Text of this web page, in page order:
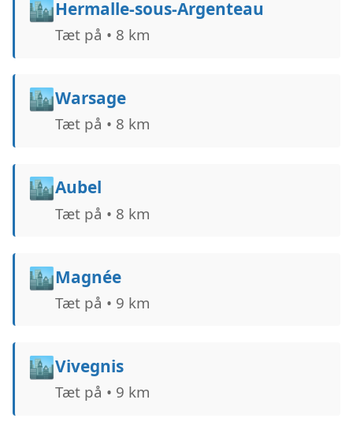
🏙️Hermalle-sous-Argenteau
Tæt på • 8 km
🏙️Warsage
Tæt på • 8 km
🏙️Aubel
Tæt på • 8 km
🏙️Magnée
Tæt på • 9 km
🏙️Vivegnis
Tæt på • 9 km